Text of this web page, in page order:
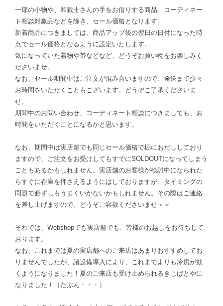
一部の小物や、和裁士さんの手をお借りする商品、コーディネー
ト相談対象品などを除き、セール価格となります。
新着商品につきましては、商品アップ後の翌日の日付になった時
点でセール価格となるように設定いたします。
気になっていた着物や帯などなど、どうぞお買い物をお楽しみく
ださいませ。
なお、セール期間中はご注文が混み合いますので、発送まで少々
お時間をいただくこともございます。どうぞご了承くださいま
せ。
期間中のお問い合わせ、コーディネート相談につきましても、お
時間をいただくことになるかと思います。
なお、期間中は実店舗でも同じセール価格で棚におだししており
ますので、ご注文をお受けしてもすでにSOLDOUTになってしまう
こともあるかもしれません。実店舗のお客様が検討中になられた
らすぐに在庫を押さえるようにはしておりますが、タイミングの
問題で必ずしもうまくいかないかもしれません。その際はご連絡
を差し上げますので、どうぞご容赦くださいませ＞＜
それでは、Webshopでも実店舗でも、皆様のお越しをお待ちして
おります。
なお、これまでは夏の実店舗へのご来店はあまりおすすめしてお
りませんでしたが、諸設備導入により、これまでよりも冷房が効
くようになりました！夏のご来店も受け止められるきじばとやに
なりました！（たぶん・・・）